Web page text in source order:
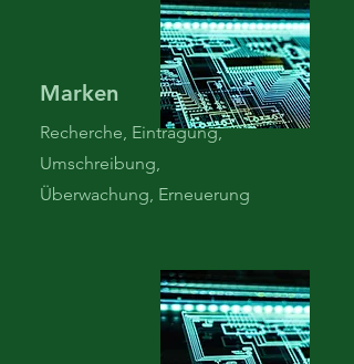
Marken
Recherche, Eintragung,
Umschreibung,
Überwachung, Erneuerung